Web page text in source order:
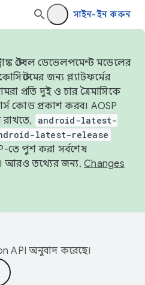
সাইন-ইন করুন
স্টেবল ডেভেলপমেন্ট মডেলের
জন্য প্ল্যাটফর্মের
প্রতি দুই ও চার ত্রৈমাসিকে
কোড প্রকাশ করব। AOSP
android-latest-
latest-release
তে পুশ করা সর্বশেষ
আরও তথ্যের জন্য, Changes
API অনুবাদ করেছে।